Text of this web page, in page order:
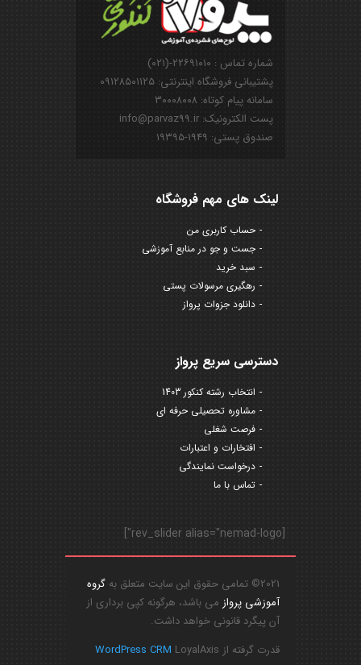
شماره تماس : ۲۲۶۹۱۰۱۰-(۰۲۱)
پشتیبانی فروشگاه اینترنتی: ۰۹۱۲۸۵۰۱۱۲۵
سامانه پیام کوتاه: ۳۰۰۰۸۰۰۸
پست الکترونیک: info@parvaz99.ir
صندوق پستی: ۱۹۴۹-۱۹۳۹۵
لینک های مهم فروشگاه
حساب کاربری من
جست و جو در منابع آموزشی
سبد خرید
رهگیری مرسولات پستی
دانلود جزوات پرواز
دسترسی سریع پرواز
انتخاب رشته کنکور 1403
مشاوره تحصیلی حرفه ای
فرصت شغلی
افتخارات و اعتبارات
درخواست نمایندگی
تماس با ما
[rev_slider alias="nemad-logo"]
2021© تمامی حقوق این سایت متعلق به
گروه
آموزشی پرواز می باشد، هرگونه کپی برداری از
آن پیگرد قانونی خواهد داشت.
قدرت گرفته از
WordPress CRM LoyalAxis